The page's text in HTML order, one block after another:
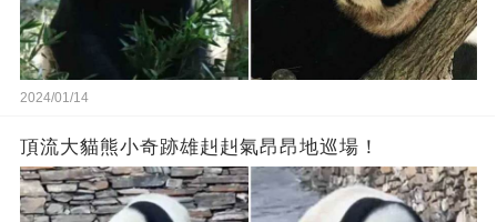
2024/01/14
頂流大貓熊小奇跡雄赳赳氣昂昂地巡場！